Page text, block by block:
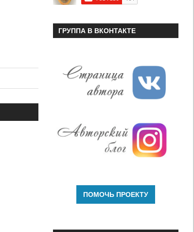
ГРУППА В ВКОНТАКТЕ